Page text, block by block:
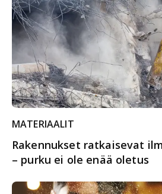
MATERIAALIT
Rakennukset ratkaisevat
– purku ei ole enää oletus